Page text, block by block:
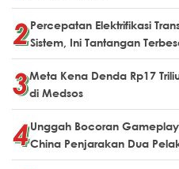
Percepatan Elektrifikasi
Sistem, Ini Tantangan
Meta Kena Denda Rp17
di Medsos
Unggah Bocoran
China Penjarakan Dua